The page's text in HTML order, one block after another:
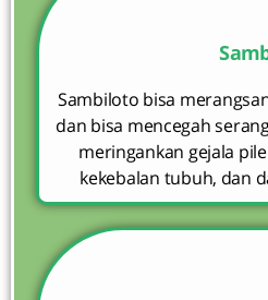
Sambiloto bisa
dan bisa mencegah
meringankan gejala
kekebalan tubuh, dan